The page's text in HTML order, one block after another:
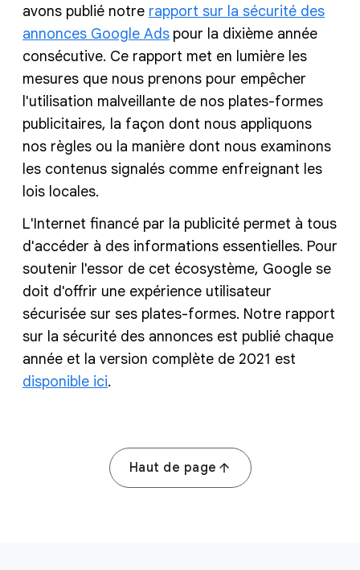
avons publié notre rapport sur la sécurité des
annonces Google Ads pour la dixième année
consécutive. Ce rapport met en lumière les
mesures que nous prenons pour empêcher
l'utilisation malveillante de nos plates-formes
publicitaires, la façon dont nous appliquons
nos règles ou la manière dont nous examinons
les contenus signalés comme enfreignant les
lois locales.
L'Internet financé par la publicité permet à tous
d'accéder à des informations essentielles. Pour
soutenir l'essor de cet écosystème, Google se
doit d'offrir une expérience utilisateur
sécurisée sur ses plates-formes. Notre rapport
sur la sécurité des annonces est publié chaque
année et la version complète de 2021 est
disponible ici.
Haut de page